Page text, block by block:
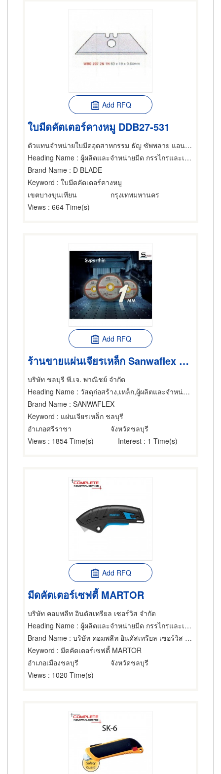
Add RFQ
ใบมีดคัตเตอร์คางหมู DDB27-531
ตัวแทนจำหน่ายใบมีดอุตสาหกรรม ธัญ ซัพพลาย แอนด์ เซอร์วิส
Heading Name : ผู้ผลิตและจำหน่ายมีด กรรไกรและเครื่องตัด,เครื่องมือใช้ตัด,ผลิตภัณฑ์โลหะ
Brand Name : D BLADE
Keyword : ใบมีดคัตเตอร์คางหมู
เขตบางขุนเทียน
กรุงเทพมหานคร
Views : 664 Time(s)
Add RFQ
ร้านขายแผ่นเจียรเหล็ก Sanwaflex ชลบุรี
บริษัท ชลบุรี พี.เจ. พาณิชย์ จำกัด
Heading Name : วัสดุก่อสร้าง,เหล็ก,ผู้ผลิตและจำหน่ายมีด กรรไกรและเครื่องตัด
Brand Name : SANWAFLEX
Keyword : แผ่นเจียรเหล็ก ชลบุรี
อำเภอศรีราชา
จังหวัดชลบุรี
Views : 1854 Time(s) Interest : 1 Time(s)
Add RFQ
มีดคัตเตอร์เซฟตี้ MARTOR
บริษัท คอมพลีท อินดัสเทรียล เซอร์วิส จำกัด
Heading Name : ผู้ผลิตและจำหน่ายมีด กรรไกรและเครื่องตัด
Brand Name : บริษัท คอมพลีท อินดัสเทรียล เซอร์วิส จำกัด
Keyword : มีดคัตเตอร์เซฟตี้ MARTOR
อำเภอเมืองชลบุรี
จังหวัดชลบุรี
Views : 1020 Time(s)